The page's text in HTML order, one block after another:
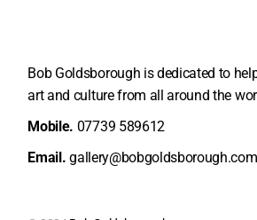
Bob Goldsborough is dedicated to
art and culture from all around the
Mobile. 07739 589612
Email. gallery@bobgoldsborough.com